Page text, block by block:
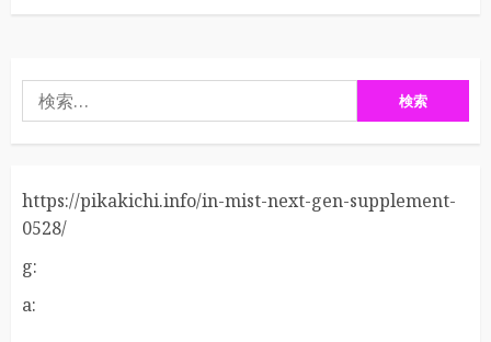
索:
https://pikakichi.info/in-mist-next-gen-supplement-
0528/
g:
a: